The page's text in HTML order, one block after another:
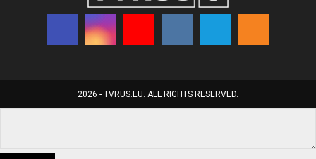
2026 - TVRUS.EU. ALL RIGHTS RESERVED.